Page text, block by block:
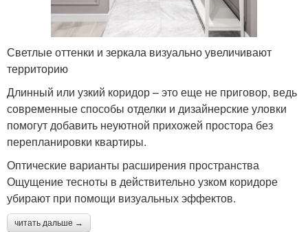
Светлые оттенки и зеркала визуально увеличивают
территорию
Длинный или узкий коридор – это еще не приговор, ведь
современные способы отделки и дизайнерские уловки
помогут добавить неуютной прихожей простора без
перепланировки квартиры.
Оптические варианты расширения пространства
Ощущение тесноты в действительно узком коридоре
убирают при помощи визуальных эффектов.
читать дальше →